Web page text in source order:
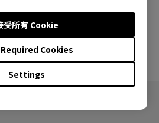
Settings
Cookies
受所有 Cookie